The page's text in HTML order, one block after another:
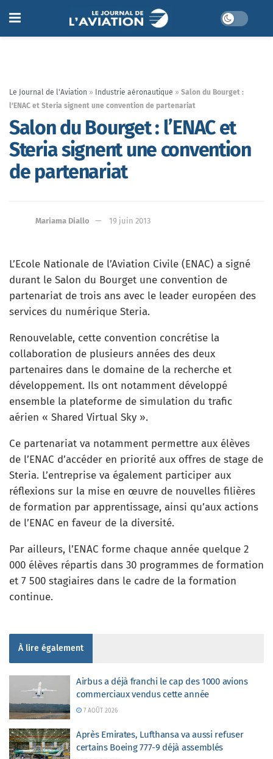
Le Journal de l'Aviation » Industrie aéronautique » Salon du Bourget :
l’ENAC et Steria signent une convention de partenariat
Salon du Bourget : l’ENAC et
Steria signent une convention
de partenariat
Mariama Diallo 19 juin 2013
L’Ecole Nationale de l’Aviation Civile (ENAC) a signé
durant le Salon du Bourget une convention de
partenariat de trois ans avec le leader européen des
services du numérique Steria.
Renouvelable, cette convention concrétise la
collaboration de plusieurs années des deux
partenaires dans le domaine de la recherche et
développement. Ils ont notamment développé
ensemble la plateforme de simulation du trafic
aérien « Shared Virtual Sky ».
Ce partenariat va notamment permettre aux élèves
de l’ENAC d’accéder en priorité aux offres de stage de
Steria. L’entreprise va également participer aux
réflexions sur la mise en œuvre de nouvelles filières
de formation par apprentissage, ainsi qu’aux actions
de l’ENAC en faveur de la diversité.
Par ailleurs, l’ENAC forme chaque année quelque 2
000 élèves répartis dans 30 programmes de formation
et 7 500 stagiaires dans le cadre de la formation
continue.
À lire également
Airbus a déjà franchi le cap des 1000 avions
commerciaux vendus cette année
7 AOÛT 2026
Après Emirates, Lufthansa va aussi refuser
certains Boeing 777-9 déjà assemblés